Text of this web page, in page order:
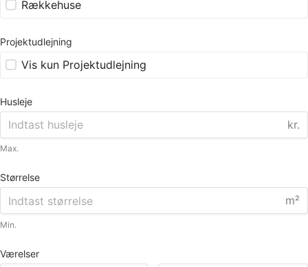
Rækkehuse
Projektudlejning
Vis kun Projektudlejning
Husleje
kr.
Max.
Størrelse
m²
Min.
Værelser